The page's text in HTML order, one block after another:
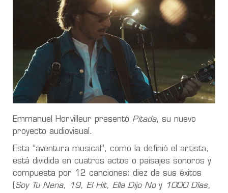
Emmanuel Horvilleur presentó Pitada, su nuevo
proyecto audiovisual.
Esta “aventura musical”, como la definió el artista,
está dividida en cuatros actos o paisajes sonoros y
compuesta por 12 canciones: diez de sus éxitos
Soy Tu Nena, 19, El Hit, Ella Dijo Noy 1000 Días,